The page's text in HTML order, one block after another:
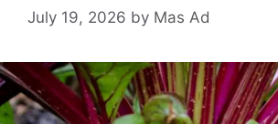
July 19, 2026 by Mas Ad